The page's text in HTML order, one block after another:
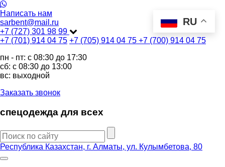
Написать нам
sarbent@mail.ru
+7 (727) 301 98 99
+7 (701) 914 04 75 +7 (705) 914 04 75 +7 (700) 914 04 75
пн - пт: c 08:30 до 17:30
сб: c 08:30 до 13:00
вс: выходной
Заказать звонок
спецодежда для всех
Республика Казахстан, г. Алматы, ул. Кулымбетова, 80
RU